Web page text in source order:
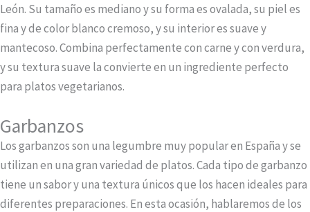
León. Su tamaño es mediano y su forma es ovalada, su piel es
fina y de color blanco cremoso, y su interior es suave y
mantecoso. Combina perfectamente con carne y con verdura,
y su textura suave la convierte en un ingrediente perfecto
para platos vegetarianos.
Garbanzos
Los garbanzos son una legumbre muy popular en España y se
utilizan en una gran variedad de platos. Cada tipo de garbanzo
tiene un sabor y una textura únicos que los hacen ideales para
diferentes preparaciones. En esta ocasión, hablaremos de los